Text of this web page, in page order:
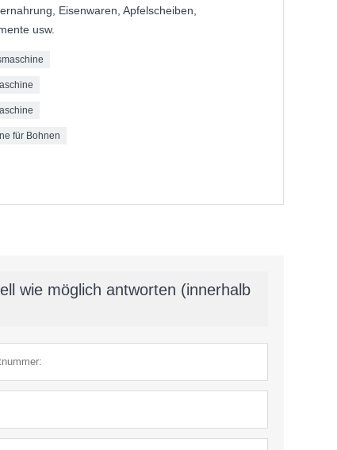
Eisenwaren, Apfelscheiben,
usw.
für Bohnen
wie möglich antworten (innerhalb